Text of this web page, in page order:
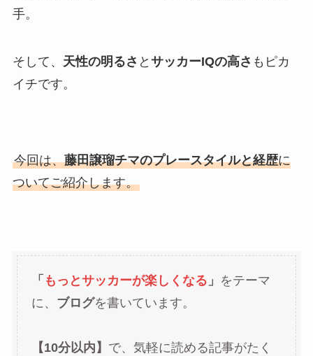
手。
そして、 天性の明るさ と サッカーIQの高さ もピカ
イチです。
今回は、藤田譲瑠チマのプレースタイルと経歴に
ついてご紹介します。
「 もっとサッカーが楽しくなる 」 をテーマ
に、 ブログを書いています。
【10分以内】 で、気軽に読める記事がたく